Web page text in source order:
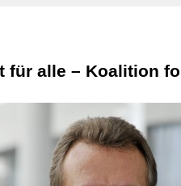
für alle – Koalition